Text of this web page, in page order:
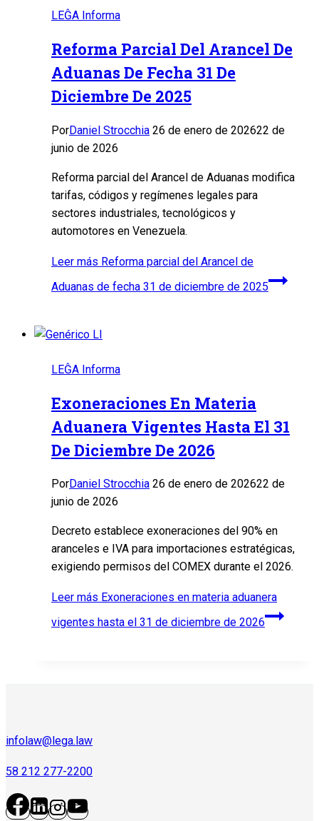
LEĜA Informa
Reforma Parcial Del Arancel De
Aduanas De Fecha 31 De
Diciembre De 2025
PorDaniel Strocchia 26 de enero de 202622 de
junio de 2026
Reforma parcial del Arancel de Aduanas modifica
tarifas, códigos y regímenes legales para
sectores industriales, tecnológicos y
automotores en Venezuela.
Leer más Reforma parcial del Arancel de
Aduanas de fecha 31 de diciembre de 2025
LEĜA Informa
Exoneraciones En Materia
Aduanera Vigentes Hasta El 31
De Diciembre De 2026
PorDaniel Strocchia 26 de enero de 202622 de
junio de 2026
Decreto establece exoneraciones del 90% en
aranceles e IVA para importaciones estratégicas,
exigiendo permisos del COMEX durante el 2026.
Leer más Exoneraciones en materia aduanera
vigentes hasta el 31 de diciembre de 2026
infolaw@lega.law
58 212 277-2200